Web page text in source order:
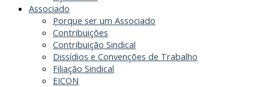
Associado
Porque ser um Associado
Contribuições
Contribuição Sindical
Dissídios e Convenções de Trabalho
Filiação Sindical
EICON